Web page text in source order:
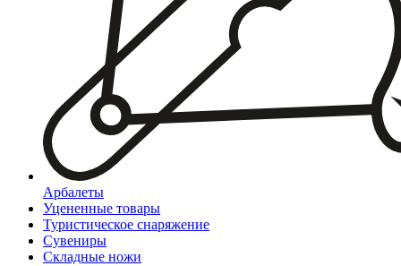
Арбалеты
Уцененные товары
Туристическое снаряжение
Сувениры
Складные ножи